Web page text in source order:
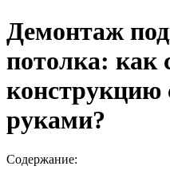
Демонтаж
потолка: как
конструкцию
руками?
Содержание: